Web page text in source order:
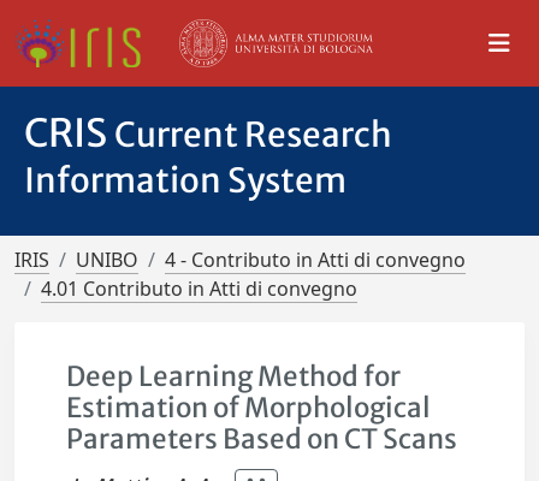
CRIS Current Research
Information System
IRIS UNIBO
4 - Contributo in Atti di convegno
4.01 Contributo in Atti di convegno
Deep Learning Method for
Estimation of Morphological
Parameters Based on CT Scans